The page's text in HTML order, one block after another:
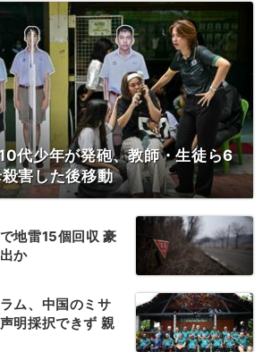
代少年が発砲、教師・生徒ら6
害した後移動
地雷15個回収 豪
か
ム、中国のミサ
明採択できず 親